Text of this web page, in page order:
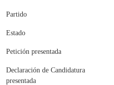
Partido
Estado
Petición presentada
Declaración de Candidatura
presentada